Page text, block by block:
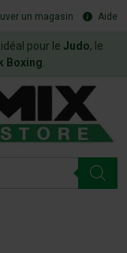
un magasin Aide
idéal pour le Judo, le
Boxing